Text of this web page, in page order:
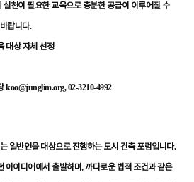
실천이 필요한 교육으로 충분한 공급이 이루어질 수
바랍니다.
대상 자체 선정
koo@junglim.org, 02-3210-4992
일반인을 대상으로 진행하는 도시 건축 포럼입니다.
아이디어에서 출발하며,까다로운 법적 조건과같은